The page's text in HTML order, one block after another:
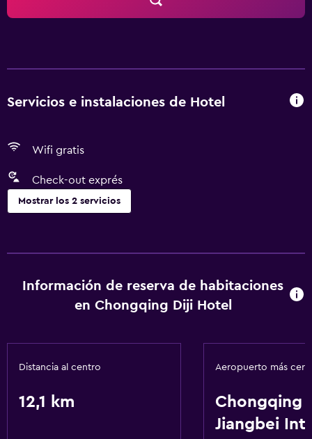
Servicios e instalaciones de Hotel
Wifi gratis
Check-out exprés
Mostrar los 2 servicios
Check-out exprés
Información de reserva de habitaciones
en Chongqing Diji Hotel
Distancia al centro
12,1 km
Aeropuerto más
Chongqing
Jiangbei Intl